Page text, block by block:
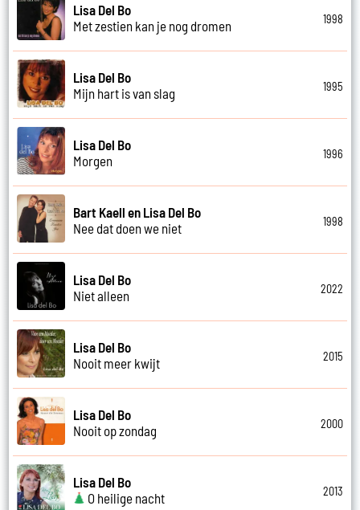
Lisa Del Bo
Met zestien kan je nog dromen
1998
Lisa Del Bo
Mijn hart is van slag
1995
Lisa Del Bo
Morgen
1996
Bart Kaell en Lisa Del Bo
Nee dat doen we niet
1998
Lisa Del Bo
Niet alleen
2022
Lisa Del Bo
Nooit meer kwijt
2015
Lisa Del Bo
Nooit op zondag
2000
Lisa Del Bo
O heilige nacht
2013